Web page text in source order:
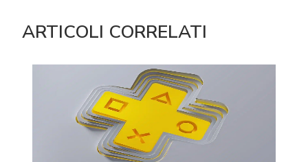
ARTICOLI CORRELATI